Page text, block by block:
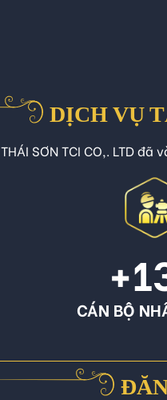
DỊCH VỤ
THÁI SƠN TCI CO,. LTD
CÁN BỘ